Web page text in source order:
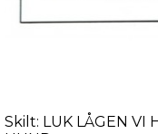
Skilt: LUK LÅGEN VI